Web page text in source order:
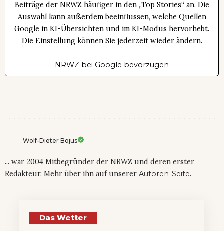
Beiträge der NRWZ häufiger in den „Top Stories“ an. Die
Auswahl kann außerdem beeinflussen, welche Quellen
Google in KI-Übersichten und im KI-Modus hervorhebt.
Die Einstellung können Sie jederzeit wieder ändern.
NRWZ bei Google bevorzugen
Wolf-Dieter Bojus
... war 2004 Mitbegründer der NRWZ und deren erster
Redakteur. Mehr über ihn auf unserer Autoren-Seite.
Das Wetter